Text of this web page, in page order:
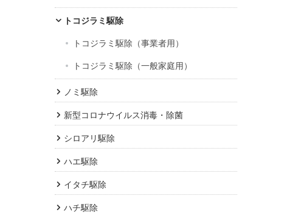
トコジラミ駆除
トコジラミ駆除（事業者用）
トコジラミ駆除（一般家庭用）
ノミ駆除
新型コロナウイルス消毒・除菌
シロアリ駆除
ハエ駆除
イタチ駆除
ハチ駆除